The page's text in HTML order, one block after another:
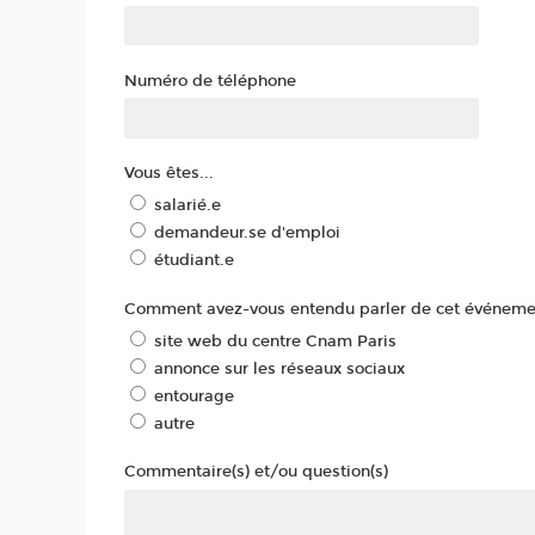
Numéro de téléphone
Vous êtes...
salarié.e
demandeur.se d'emploi
étudiant.e
Comment avez-vous entendu parler de cet
site web du centre Cnam Paris
annonce sur les réseaux sociaux
entourage
autre
Commentaire(s) et/ou question(s)